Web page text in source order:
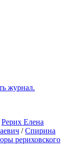
журнал.
Рерих Елена
/Спирина
рериховского